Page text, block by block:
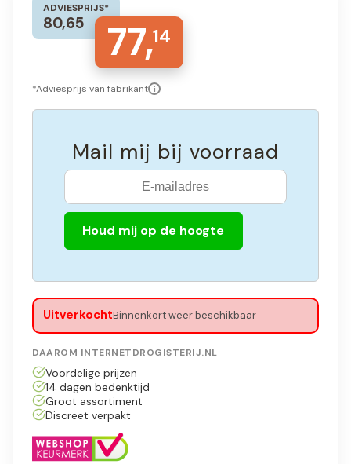
ADVIESPRIJS*
80,65 77,14
*Adviesprijs van fabrikant i
Mail mij bij voorraad
Houd mij op de hoogte
UitverkochtBinnenkort weer beschikbaar
DAAROM INTERNETDROGISTERIJ.NL
Voordelige prijzen
14 dagen bedenktijd
Groot assortiment
Discreet verpakt